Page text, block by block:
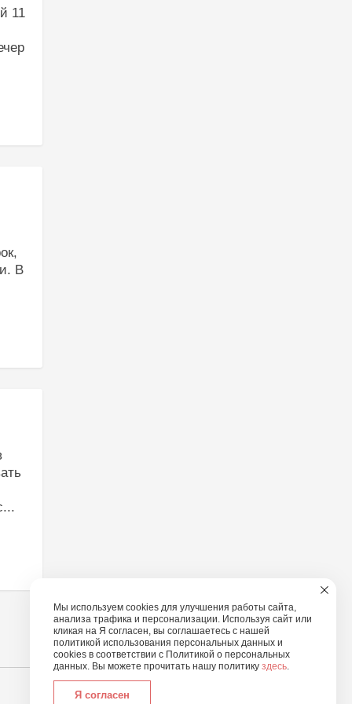
11
В
Мы используем cookies для улучшения работы сайта,
анализа трафика и персонализации. Используя сайт или
кликая на Я согласен, вы соглашаетесь с нашей
политикой использования персональных данных и
cookies в соответствии с Политикой о персональных
данных. Вы можете прочитать нашу политику здесь
Я согласен